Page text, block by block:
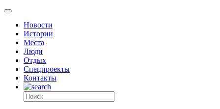
Новости
Истории
Места
Люди
Отдых
Спецпроекты
Контакты